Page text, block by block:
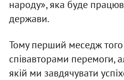
народу», яка буде
держави.
Тому перший меседж того
співавторами перемоги,
якій ми завдячувати